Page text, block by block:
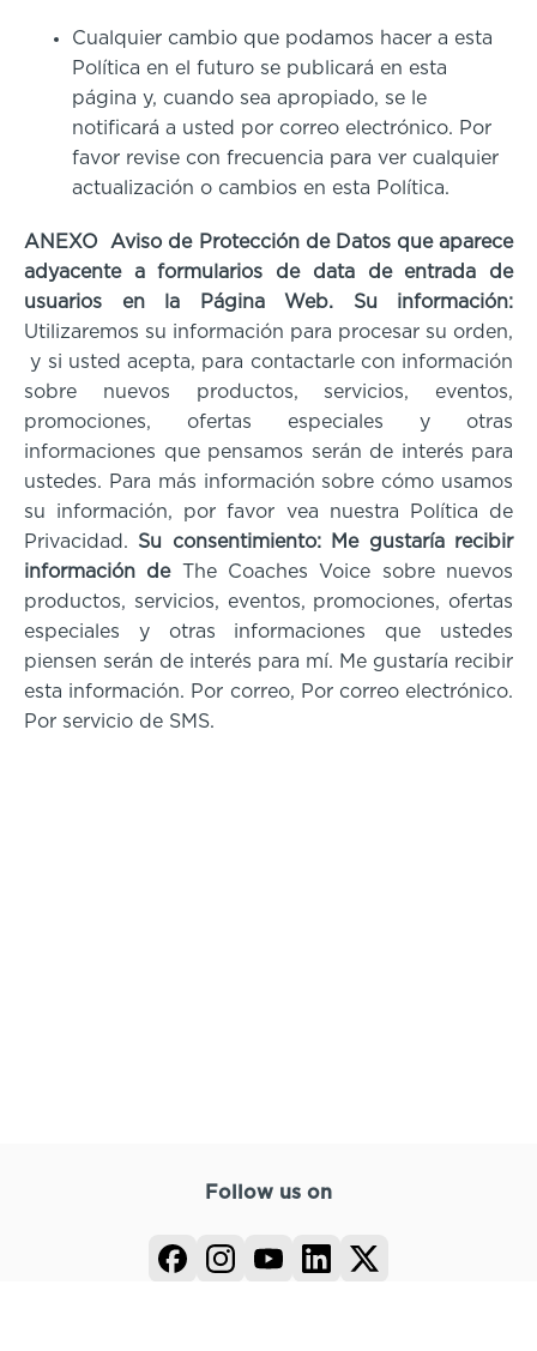
Cualquier cambio que podamos hacer a esta
Política en el futuro se publicará en esta
página y, cuando sea apropiado, se le
notificará a usted por correo electrónico. Por
favor revise con frecuencia para ver cualquier
actualización o cambios en esta Política.
ANEXO Aviso de Protección de Datos que aparece
adyacente a formularios de data de entrada de
usuarios en la Página Web. Su información:
Utilizaremos su información para procesar su orden,
y si usted acepta, para contactarle con información
sobre nuevos productos, servicios, eventos,
promociones, ofertas especiales y otras
informaciones que pensamos serán de interés para
ustedes. Para más información sobre cómo usamos
su información, por favor vea nuestra Política de
Privacidad. Su consentimiento: Me gustaría recibir
información de The Coaches Voice sobre nuevos
productos, servicios, eventos, promociones, ofertas
especiales y otras informaciones que ustedes
piensen serán de interés para mí. Me gustaría recibir
esta información. Por correo, Por correo electrónico.
Por servicio de SMS.
Follow us on